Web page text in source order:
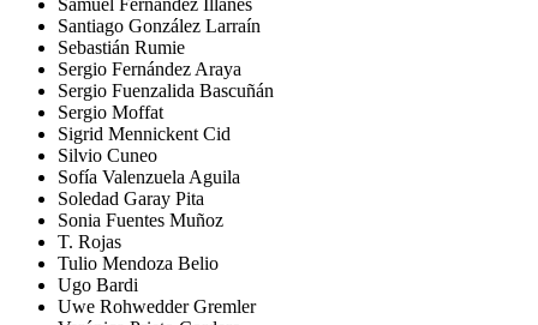
Samuel Fernández Illanes
Santiago González Larraín
Sebastián Rumie
Sergio Fernández Araya
Sergio Fuenzalida Bascuñán
Sergio Moffat
Sigrid Mennickent Cid
Silvio Cuneo
Sofía Valenzuela Aguila
Soledad Garay Pita
Sonia Fuentes Muñoz
T. Rojas
Tulio Mendoza Belio
Ugo Bardi
Uwe Rohwedder Gremler